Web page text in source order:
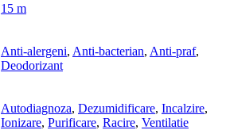
15 m
Anti-alergeni, Anti-bacterian, Anti-praf,
Deodorizant
Autodiagnoza, Dezumidificare, Incalzire,
Ionizare, Purificare, Racire, Ventilatie